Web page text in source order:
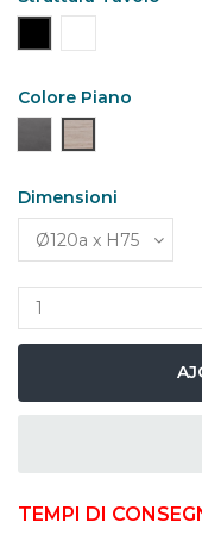
Colore Piano
Dimensioni
TEMPI DI